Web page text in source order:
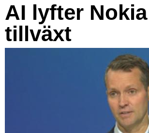
AI lyfter
tillväxt